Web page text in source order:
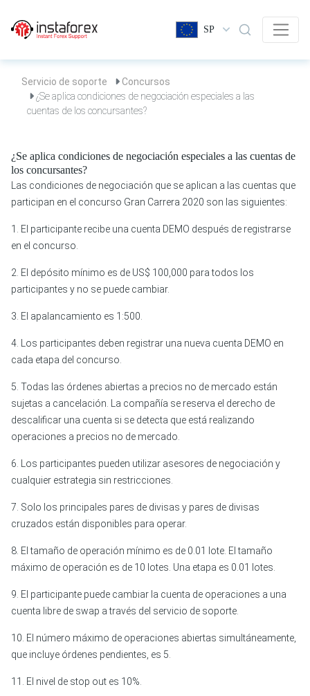
SP
Servicio de soporte
Concursos
¿Se aplica condiciones de negociación especiales a las
cuentas de los concursantes?
¿Se aplica condiciones de negociación especiales a las cuentas de
los concursantes?
Las condiciones de negociación que se aplican a las cuentas que
participan en el concurso Gran Carrera 2020 son las siguientes:
1. El participante recibe una cuenta DEMO después de registrarse
en el concurso.
2. El depósito mínimo es de US$ 100,000 para todos los
participantes y no se puede cambiar.
3. El apalancamiento es 1:500.
4. Los participantes deben registrar una nueva cuenta DEMO en
cada etapa del concurso.
5. Todas las órdenes abiertas a precios no de mercado están
sujetas a cancelación. La compañía se reserva el derecho de
descalificar una cuenta si se detecta que está realizando
operaciones a precios no de mercado.
6. Los participantes pueden utilizar asesores de negociación y
cualquier estrategia sin restricciones.
7. Solo los principales pares de divisas y pares de divisas
cruzados están disponibles para operar.
8. El tamaño de operación mínimo es de 0.01 lote. El tamaño
máximo de operación es de 10 lotes. Una etapa es 0.01 lotes.
9. El participante puede cambiar la cuenta de operaciones a una
cuenta libre de swap a través del servicio de soporte.
10. El número máximo de operaciones abiertas simultáneamente,
que incluye órdenes pendientes, es 5.
11. El nivel de stop out es 10%.